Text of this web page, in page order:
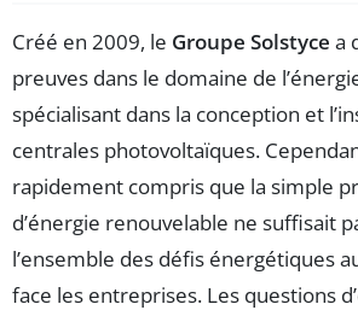
Créé en 2009, le Groupe Solstyce a
preuves dans le domaine de
spécialisant dans la conception et
centrales photovoltaïques.
rapidement compris que la simple
d’énergie renouvelable ne suffisait
l’ensemble des défis énergétiques
face les entreprises. Les questions d’